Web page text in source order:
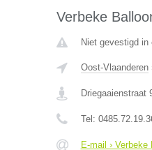
Verbeke
Niet gevestigd
Oost-Vlaanderen
Driegaaienstraat
Tel:
E-mail › Verbeke